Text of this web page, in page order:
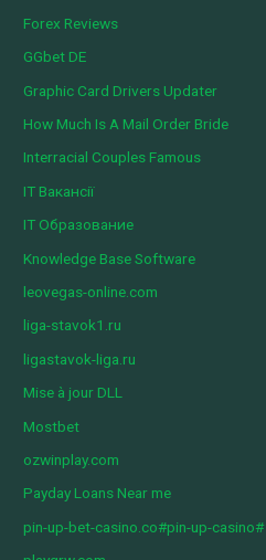
Forex Reviews
GGbet DE
Graphic Card Drivers Updater
How Much Is A Mail Order Bride
Interracial Couples Famous
IT Вакансії
IT Образование
Knowledge Base Software
leovegas-online.com
liga-stavok1.ru
ligastavok-liga.ru
Mise à jour DLL
Mostbet
ozwinplay.com
Payday Loans Near me
pin-up-bet-casino.co#pin-up-casino#